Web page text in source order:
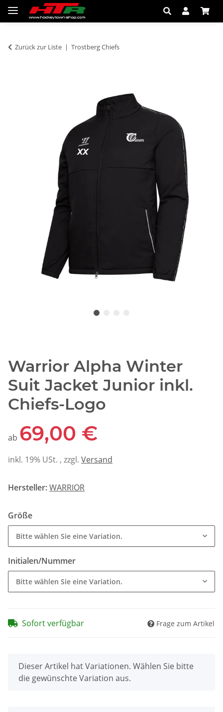
Zurück zur Liste Trostberg Chiefs
Warrior Alpha Winter
Suit Jacket Junior inkl.
Chiefs-Logo
ab 69,00 €
inkl. 19% USt. , zzgl. Versand
Hersteller:WARRIOR
Größe
Bitte wählen Sie eine Variation.
Initialen/Nummer
Bitte wählen Sie eine Variation.
Sofort verfügbar Frage zum Artikel
x
Dieser Artikel hat Variationen. Wählen Sie bitte
die gewünschte Variation aus.